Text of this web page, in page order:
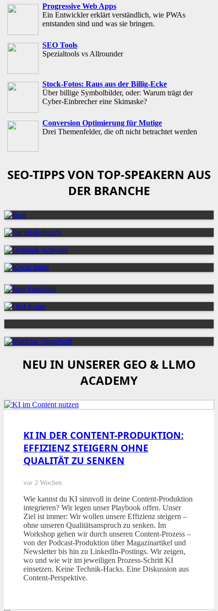
Progressive Web Apps
Ein Entwickler erklärt verständlich, wie PWAs
entstanden sind und was sie bringen.
SEO Tools
Spezialtools vs Allrounder
Stock-Fotos: Raus aus der Billig-Ecke
Über billige Symbolbilder, oder: Warum trägt der
Cyber-Einbrecher eine Skimaske?
Conversion Optimierung für Mutige
Drei Themenfelder, die oft nicht betrachtet werden
SEO-TIPPS VON TOP-SPEAKERN AUS
DER BRANCHE
NEU IN UNSERER GEO & LLMO
ACADEMY
KI IN DER CONTENT-PRODUKTION:
EFFIZIENZ STEIGERN OHNE
QUALITÄT ZU SENKEN
vor 2 Wochen
Wie kannst du KI sinnvoll in deine Content-Produktion
integrieren? Wir legen unser Playbook offen. Unser
Ziel ist immer: Wir wollen unsere Effizienz steigern –
ohne unseren Qualitätsanspruch zu senken. Im
Workshop gehen wir durch unseren Content-Prozess –
von der Podcast-Produktion über Magazinartikel und
Newsletter bis hin zu LinkedIn-Postings. Wir zeigen,
wo und wie wir im jeweiligen Prozess-Schritt KI
einsetzen. Keine Technik-Hacks. Eine Diskussion aus
Content-Perspektive.